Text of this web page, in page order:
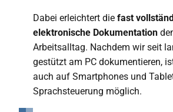
Dabei erleichtert die fast
elektronische Dokumentation
Arbeitsalltag. Nachdem wir seit
gestützt am PC dokumentieren,
auch auf Smartphones und
Sprachsteuerung möglich.